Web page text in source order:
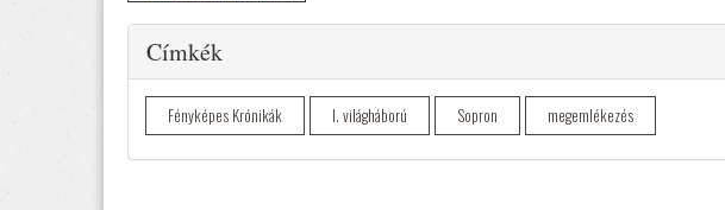
Elrejtés
Címkék
Fényképes Krónikák I. világháború Sopron megemlékezés